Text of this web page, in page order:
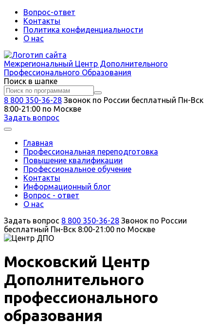
Вопрос-ответ
Контакты
Политика конфиденциальности
О нас
Межрегиональный Центр Дополнительного
Профессионального Образования
Поиск в шапке
8 800 350-36-28 Звонок по России бесплатный Пн-Вск
8:00-21:00 по Москве
Задать вопрос
Главная
Профессиональная переподготовка
Повышение квалификации
Профессиональное обучение
Контакты
Информационный блог
Вопрос - ответ
О нас
Задать вопрос 8 800 350-36-28 Звонок по России
бесплатный Пн-Вск 8:00-21:00 по Москве
Московский Центр
Дополнительного
профессионального
образования